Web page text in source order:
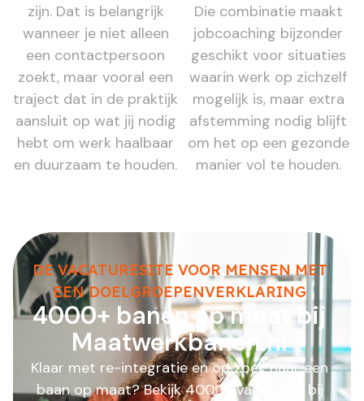
zijn. Dat is belangrijk
wanneer je niet alleen
een contactpersoon
zoekt, maar vooral een
traject dat in de praktijk
aansluit op wat jij nodig
hebt om werk haalbaar
en duurzaam te houden.
Die combinatie maakt
jobcoaching bijzonder
geschikt voor situaties
waarin werk op zichzelf
mogelijk is, maar extra
afstemming nodig blijft
om het op een gezonde
manier vol te houden.
DE VACATURESITE VOOR MENSEN MET
EEN DOELGROEPENVERKLARING
4000+ banen op maat bij
Maatwerkbanen.nl
Klaar met re-integratie en op zoek naar een
baan op maat? Bekijk 4000+ vacatures bij